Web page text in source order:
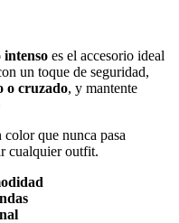
es el accesorio ideal
un toque de seguridad,
o cruzado, y mantente
que nunca pasa
cualquier outfit.